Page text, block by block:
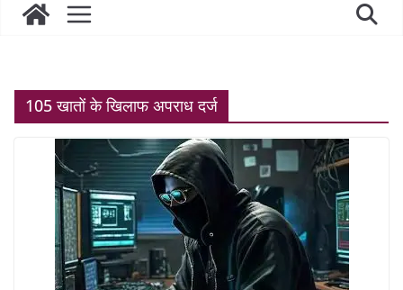
105 खातों के खिलाफ अपराध दर्ज